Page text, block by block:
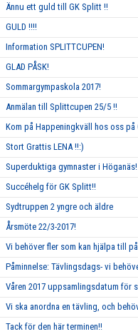
Ännu ett guld till GK Splitt !!
GULD !!!!
Information SPLITTCUPEN!
GLAD PÅSK!
Sommargympaskola 2017!
Anmälan till Splittcupen 25/5 !!
Kom på Happeningkväll hos oss på
Stort Grattis LENA !!:)
Superduktiga gymnaster i Höganäs!
Succéhelg för GK Splitt!!
Sydtruppen 2 yngre och äldre
Årsmöte 22/3-2017!
Vi behöver fler som kan hjälpa till
Påminnelse: Tävlingsdags- vi
Våren 2017 uppsamlingsdatum för
Vi ska anordna en tävling, och
Tack för den här terminen!!